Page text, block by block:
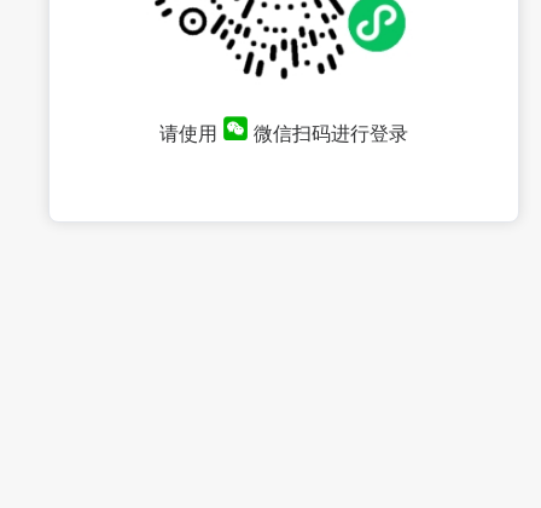
请使用 微信扫码进行登录